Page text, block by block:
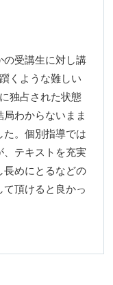
の受講生に対し講
くような難しい
独占された状態
わからないまま
た。個別指導では
、テキストを充実
長めにとるなどの
頂けると良かっ